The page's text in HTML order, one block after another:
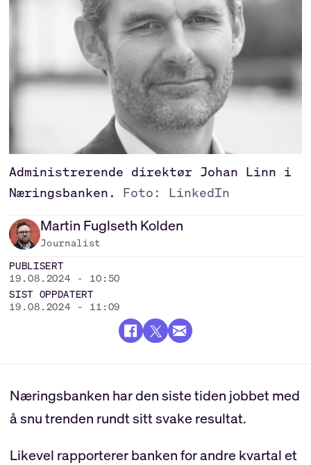
Administrerende direktør Johan Linn i
Næringsbanken.
Foto: LinkedIn
Martin Fuglseth Kolden
Journalist
PUBLISERT
19.08.2024 - 10:50
SIST OPPDATERT
19.08.2024 - 11:09
Næringsbanken har den siste tiden jobbet med
å snu trenden rundt sitt svake resultat.
Likevel rapporterer banken for andre kvartal et